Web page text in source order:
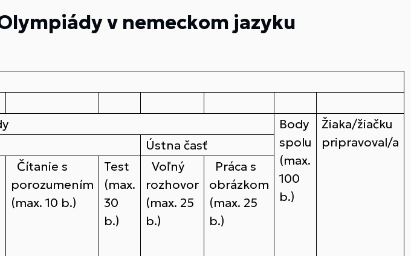
v nemeckom jazyku
Body
spolu
(max.
100
b.)
Žiaka/žiačku
pripravoval/a
Ústna časť
Čítanie s
porozumením
(max. 10 b.)
Test
(max.
30
b.)
Voľný
rozhovor
(max. 25
b.)
Práca s
obrázkom
(max. 25
b.)